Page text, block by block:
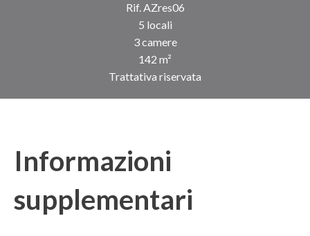
Rif. AZres06
5 locali
3 camere
142 m²
Trattativa riservata
Informazioni
supplementari